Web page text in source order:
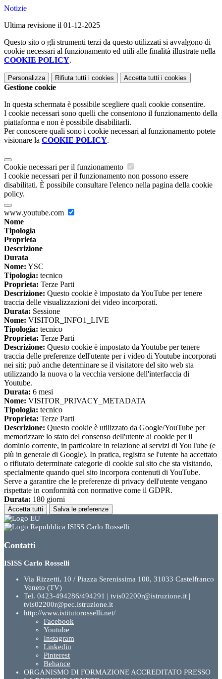
Notizie
Ultima revisione il 01-12-2025
Questo sito o gli strumenti terzi da questo utilizzati si avvalgono di
cookie necessari al funzionamento ed utili alle finalità illustrate nella
COOKIE POLICY.
Personalizza Rifiuta tutti i cookies Accetta tutti i cookies
Gestione cookie
In questa schermata è possibile scegliere quali cookie consentire.
I cookie necessari sono quelli che consentono il funzionamento della
piattaforma e non è possibile disabilitarli.
Per conoscere quali sono i cookie necessari al funzionamento potete
visionare la COOKIE POLICY.
Cookie necessari per il funzionamento
I cookie necessari per il funzionamento non possono essere
disabilitati. È possibile consultare l'elenco nella pagina della cookie
policy.
www.youtube.com
Nome
Tipologia
Proprieta
Descrizione
Durata
Nome: YSC
Tipologia: tecnico
Proprieta: Terze Parti
Descrizione: Questo cookie è impostato da YouTube per tenere
traccia delle visualizzazioni dei video incorporati.
Durata: Sessione
Nome: VISITOR_INFO1_LIVE
Tipologia: tecnico
Proprieta: Terze Parti
Descrizione: Questo cookie è impostato da Youtube per tenere
traccia delle preferenze dell'utente per i video di Youtube incorporati
nei siti; può anche determinare se il visitatore del sito web sta
utilizzando la nuova o la vecchia versione dell'interfaccia di
Youtube.
Durata: 6 mesi
Nome: VISITOR_PRIVACY_METADATA
Tipologia: tecnico
Proprieta: Terze Parti
Descrizione: Questo cookie è utilizzato da Google/YouTube per
memorizzare lo stato del consenso dell'utente ai cookie per il
dominio corrente, in particolare in relazione ai servizi di YouTube (e
più in generale di Google). In pratica, registra se l'utente ha accettato
o rifiutato determinate categorie di cookie sul sito che sta visitando,
specialmente quando quel sito incorpora contenuti di YouTube.
Serve a garantire che le preferenze di privacy dell'utente vengano
rispettate in conformità con normative come il GDPR.
Durata: 180 giorni
Accetta tutti Salva le preferenze
ISISS Carlo Rosselli
Contatti
ISISS Carlo Rosselli
Via Rizzetti, 10 / Piazza Serenissima 100, 31033 Castelfranco
Veneto (TV)
Tel. 0423-494286/494291 | tvis02200r@istruzione.it |
tvis02200r@pec.istruzione.it
http://www.istitutorosselli.net/
Facebook
Youtube
Instagram
Linkedin
Pinterest
Behance
ORGANISMO DI FORMAZIONE ACCREDITATO PRESSO